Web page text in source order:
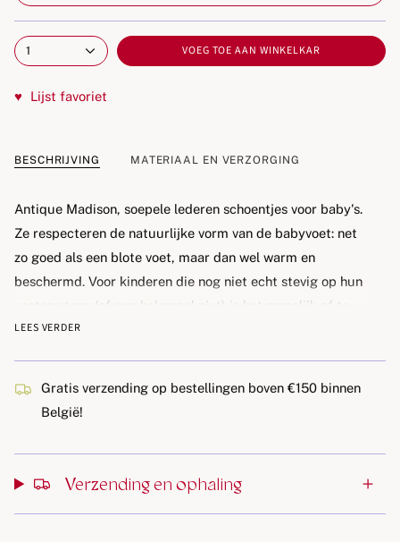
1 VOEG TOE AAN WINKELKAR
♥ Lijst favoriet
BESCHRIJVING MATERIAAL EN VERZORGING
Antique Madison, soepele lederen schoentjes voor baby's.
Ze respecteren de natuurlijke vorm van de babyvoet: net
zo goed als een blote voet, maar dan wel warm en
beschermd. Voor kinderen die nog niet echt stevig op hun
(of nog helemaal niet) is het namelijk af te
raden om stevige schoenen met harde zolen te gebruiken.
Waarom stabifoot:
Belgisch merk
Volledig leder
LEES VERDER
Gratis verzending op bestellingen boven €150 binnen
België!
Verzending en ophaling